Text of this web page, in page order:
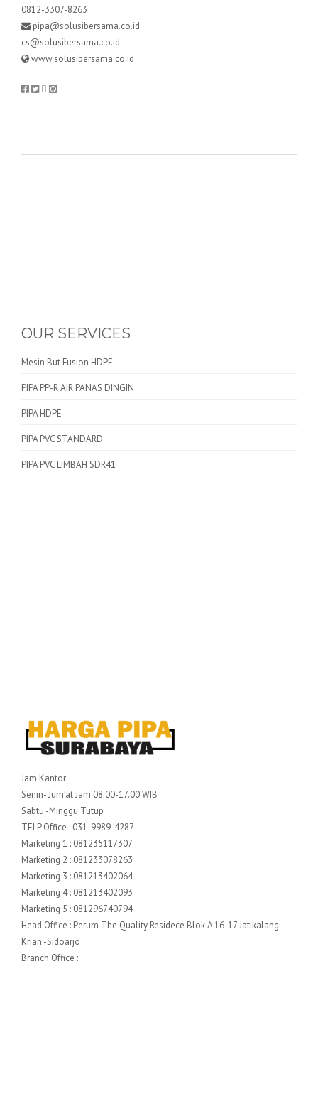
0812-3307-8263
pipa@solusibersama.co.id
cs@solusibersama.co.id
www.solusibersama.co.id
OUR SERVICES
Mesin But Fusion HDPE
PIPA PP-R AIR PANAS DINGIN
PIPA HDPE
PIPA PVC STANDARD
PIPA PVC LIMBAH SDR41
Jam Kantor
Senin- Jum’at Jam 08.00-17.00 WIB
Sabtu -Minggu Tutup
TELP Office : 031-9989-4287
Marketing 1 : 081235117307
Marketing 2 : 081233078263
Marketing 3 : 081213402064
Marketing 4 : 081213402093
Marketing 5 : 081296740794
Head Office : Perum The Quality Residece Blok A 16-17 Jatikalang
Krian -Sidoarjo
Branch Office :